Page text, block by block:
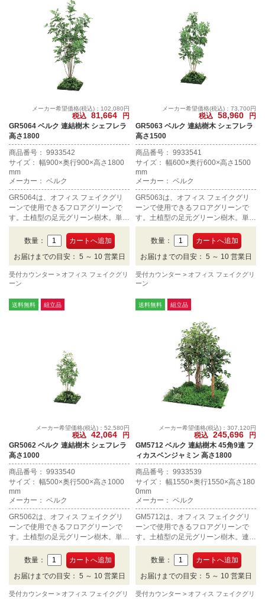
メーカー希望価格(税込)：102,080円
税込 81,664
円
GR5064 ベルク 連結樹木 シェフレラ
高さ1800
商品番号： 9933542
サイズ： 幅900×奥行900×高さ1800
mm
メーカー： ベルク
GR5064は、オフィス フェイクグリ
ーンで使用できるフロアグリーンで
す。土植型の足元グリーン樹木。単体
タイプ、高さ1800mmです。
数量：
お届けまでの目安： 5 ～ 10 営業日
受付カウンター
オフィス フェイクグリ
ーン
メーカー希望価格(税込)：73,700円
税込 58,960
円
GR5063 ベルク 連結樹木 シェフレラ
高さ1500
商品番号： 9933541
サイズ： 幅600×奥行600×高さ1500
mm
メーカー： ベルク
GR5063は、オフィス フェイクグリ
ーンで使用できるフロアグリーンで
す。土植型の足元グリーン樹木。単体
タイプ、高さ1500mmです。
数量：
お届けまでの目安： 5 ～ 10 営業日
受付カウンター
オフィス フェイクグリ
ーン
送料無料 組立品
メーカー希望価格(税込)：52,580円
税込 42,064
円
GR5062 ベルク 連結樹木 シェフレラ
高さ1000
商品番号： 9933540
サイズ： 幅500×奥行500×高さ1000
mm
メーカー： ベルク
GR5062は、オフィス フェイクグリ
ーンで使用できるフロアグリーンで
す。土植型の足元グリーン樹木。単体
タイプ、高さ1000mmです。
数量：
お届けまでの目安： 5 ～ 10 営業日
受付カウンター
オフィス フェイクグリ
送料無料 組立品
メーカー希望価格(税込)：307,120円
税込 245,696
円
GM5712 ベルク 連結樹木 45角9連 フ
ィカスベンジャミン 高さ1800
商品番号： 9933539
サイズ： 幅1550×奥行1550×高さ180
0mm
メーカー： ベルク
GM5712は、オフィス フェイクグリ
ーンで使用できるフロアグリーンで
す。土植型の足元グリーン樹木。連結
タイプ、45角9連、高さ1800mmで
数量：
お届けまでの目安： 5 ～ 10 営業日
受付カウンター
オフィス フェイクグリ